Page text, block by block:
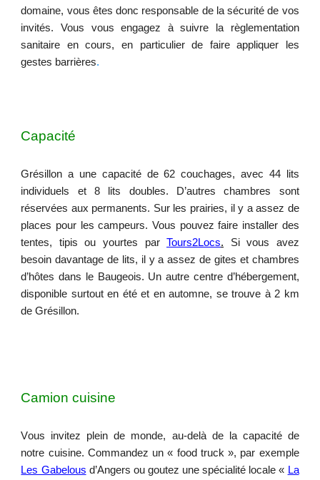
domaine, vous êtes donc responsable de la sécurité de vos
invités. Vous vous engagez à suivre la règlementation
sanitaire en cours, en particulier de faire appliquer les
gestes barrières.
Capacité
Grésillon a une capacité de 62 couchages, avec 44 lits
individuels et 8 lits doubles. D’autres chambres sont
réservées aux permanents. Sur les prairies, il y a assez de
places pour les campeurs. Vous pouvez faire installer des
tentes, tipis ou yourtes parTours2Locs. Si vous avez
besoin davantage de lits, il y a assez de gites et chambres
d’hôtes dans le Baugeois. Un autre centre d’hébergement,
disponible surtout en été et en automne, se trouve à 2 km
de Grésillon.
Camion cuisine
Vous invitez plein de monde, au-delà de la capacité de
notre cuisine. Commandez un « food truck », par exemple
Les Gabelous d’Angers ou goutez une spécialité locale « La